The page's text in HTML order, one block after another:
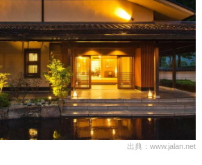
出典：www.jalan.net